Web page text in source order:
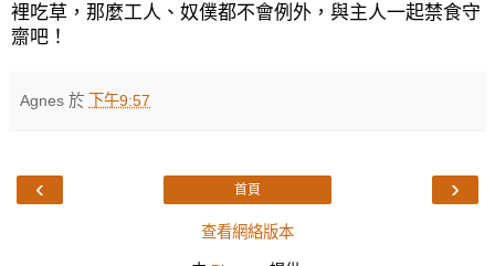
裡吃草，那麼工人、奴僕都不會例外，與主人一起禁食守
齋吧！
Agnes 於 下午9:57
‹ ›
首頁
查看網絡版本